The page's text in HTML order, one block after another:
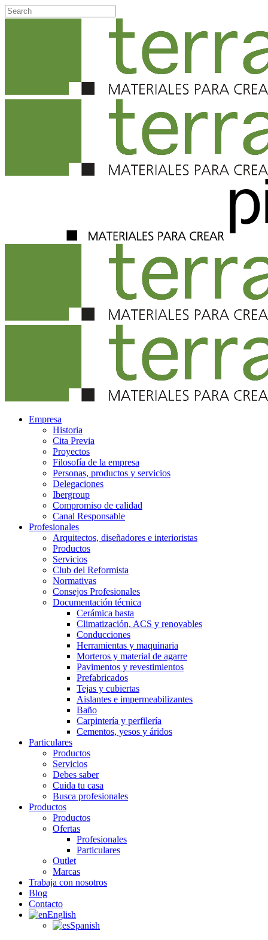
Empresa
Historia
Cita Previa
Proyectos
Filosofía de la empresa
Personas, productos y servicios
Delegaciones
Ibergroup
Compromiso de calidad
Canal Responsable
Profesionales
Arquitectos, diseñadores e interioristas
Productos
Servicios
Club del Reformista
Normativas
Consejos Profesionales
Documentación técnica
Cerámica basta
Climatización, ACS y renovables
Conducciones
Herramientas y maquinaria
Morteros y material de agarre
Pavimentos y revestimientos
Prefabricados
Tejas y cubiertas
Aislantes e impermeabilizantes
Baño
Carpintería y perfilería
Cementos, yesos y áridos
Particulares
Productos
Servicios
Debes saber
Cuida tu casa
Busca profesionales
Productos
Productos
Ofertas
Profesionales
Particulares
Outlet
Marcas
Trabaja con nosotros
Blog
Contacto
English
Spanish